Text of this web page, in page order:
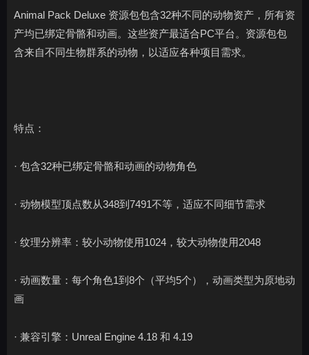
Animal Pack Deluxe 资源包包含32种不同的动物资产，所有资
产均已绑定骨骼和动画。这些资产最适合PC平台。资源包包
含来自不同生物群系的动物，以适应各种项目需求。
特点：
· 包含32种已绑定骨骼和动画的动物角色
· 动物模型顶点数从348到7491不等，适应不同细节需求
· 纹理分辨率：较小动物使用1024，较大动物使用2048
· 动画数量：每个角色1到8个（平均5个），动画类型为原地动
画
· 兼容引擎：Unreal Engine 4.18 和 4.19